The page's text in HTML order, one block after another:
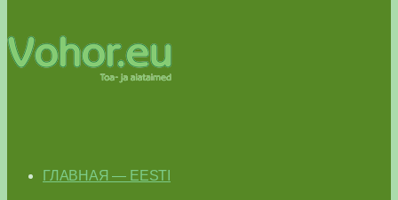
ГЛАВНАЯ — EESTI